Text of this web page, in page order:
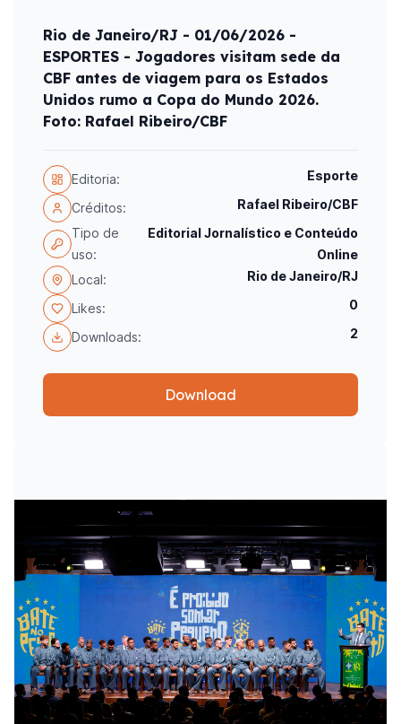
Rio de Janeiro/RJ - 01/06/2026 -
ESPORTES - Jogadores visitam sede da
CBF antes de viagem para os Estados
Unidos rumo a Copa do Mundo 2026.
Foto: Rafael Ribeiro/CBF
Editoria: Esporte
Créditos:
Rafael Ribeiro/CBF
Tipo de
uso:
Editorial Jornalístico e Conteúdo
Online
Local:
Rio de Janeiro/RJ
Likes: 0
Downloads: 2
Download